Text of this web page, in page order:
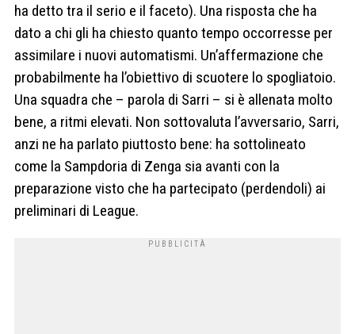
ha detto tra il serio e il faceto). Una risposta che ha
dato a chi gli ha chiesto quanto tempo occorresse per
assimilare i nuovi automatismi. Un’affermazione che
probabilmente ha l’obiettivo di scuotere lo spogliatoio.
Una squadra che – parola di Sarri – si è allenata molto
bene, a ritmi elevati. Non sottovaluta l’avversario, Sarri,
anzi ne ha parlato piuttosto bene: ha sottolineato
come la Sampdoria di Zenga sia avanti con la
preparazione visto che ha partecipato (perdendoli) ai
preliminari di League.